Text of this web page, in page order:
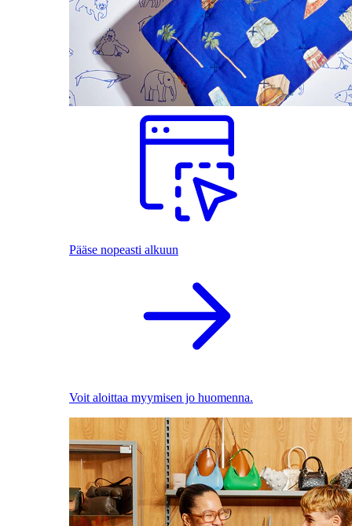
Pääse nopeasti alkuun
Voit aloittaa myymisen jo huomenna.